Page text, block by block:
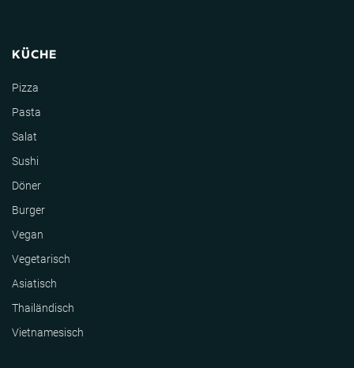
KÜCHE
Pizza
Pasta
Salat
Sushi
Döner
Burger
Vegan
Vegetarisch
Asiatisch
Thailändisch
Vietnamesisch